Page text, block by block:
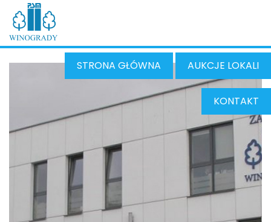
STRONA GŁÓWNA AUKCJE LOKALI
KONTAKT